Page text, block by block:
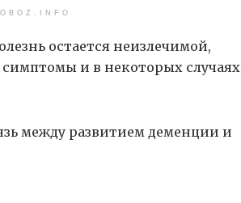
остается неизлечимой,
и в некоторых случаях
между развитием деменции и